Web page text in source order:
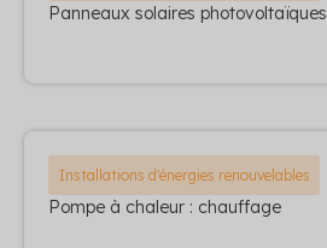
Panneaux solaires photovoltaïques
Installations d'énergies renouvelables
Pompe à chaleur : chauffage